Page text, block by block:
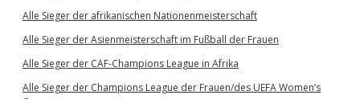
Alle Sieger der afrikanischen Nationenmeisterschaft
Alle Sieger der Asienmeisterschaft im Fußball der Frauen
Alle Sieger der CAF-Champions League in Afrika
Alle Sieger der Champions League der Frauen/des UEFA Women’s